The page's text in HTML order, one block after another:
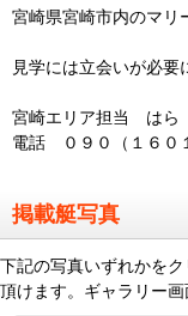
宮崎県宮崎市内のマリ
見学には立会いが必要
宮崎エリア担当 は
電話 ０９０（１６０
掲載艇写真
下記の写真いずれかを
頂けます。ギャラリー画